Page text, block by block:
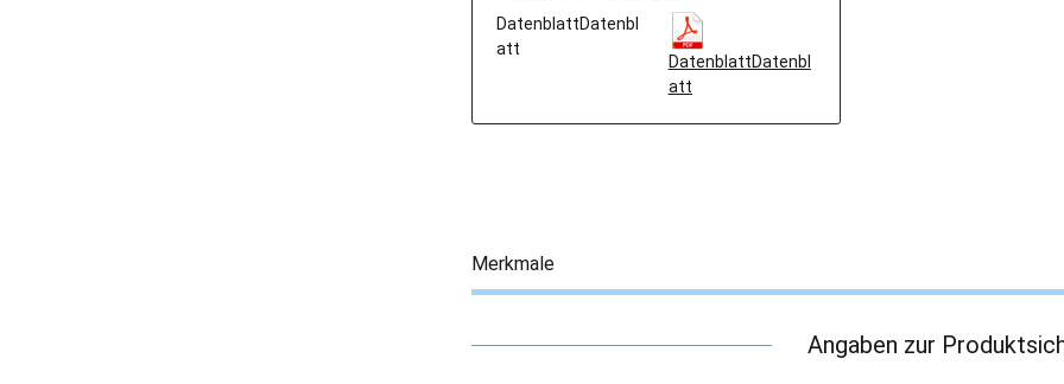
DatenblattDatenbl
att
DatenblattDatenbl
att
Merkmale
Angaben zur